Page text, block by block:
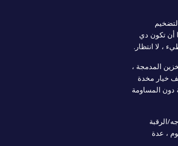
لها أن تكون دي
المدمجة ،
1 رطل في الوزن-أخف خيار مخدة
دون المساومة
الرقبة
، عدة